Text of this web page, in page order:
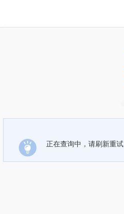
正在查询中，请刷新重试